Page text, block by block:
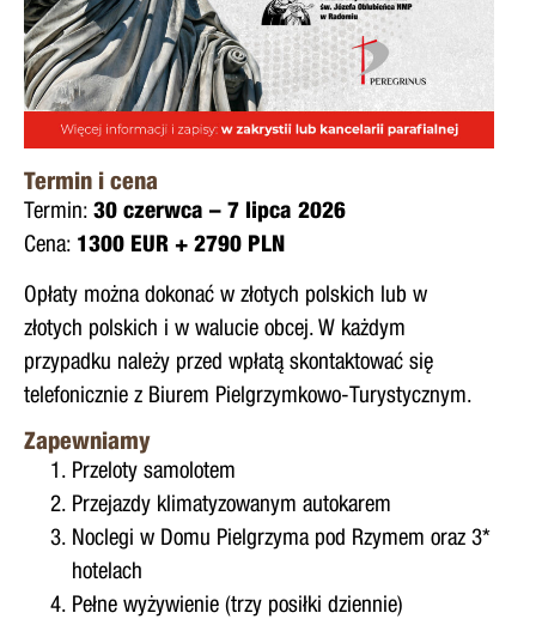
Termin i cena
Termin: 30 czerwca – 7 lipca 2026
Cena: 1300 EUR + 2790 PLN
Opłaty można dokonać w złotych polskich lub w
złotych polskich i w walucie obcej. W każdym
przypadku należy przed wpłatą skontaktować się
telefonicznie z Biurem Pielgrzymkowo-Turystycznym.
Zapewniamy
Przeloty samolotem
Przejazdy klimatyzowanym autokarem
Noclegi w Domu Pielgrzyma pod Rzymem oraz 3*
hotelach
Pełne wyżywienie (trzy posiłki dziennie)